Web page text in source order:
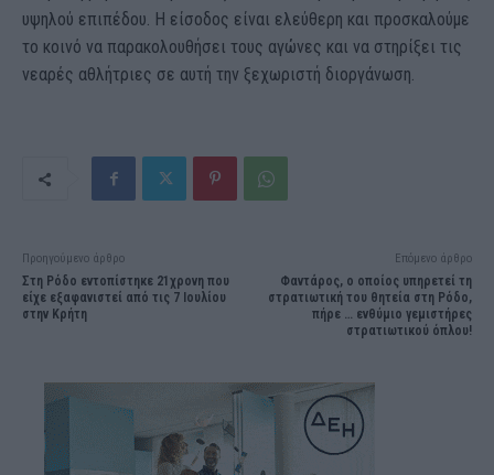
υψηλού επιπέδου. Η είσοδος είναι ελεύθερη και προσκαλούμε
το κοινό να παρακολουθήσει τους αγώνες και να στηρίξει τις
νεαρές αθλήτριες σε αυτή την ξεχωριστή διοργάνωση.
Προηγούμενο άρθρο
Στη Ρόδο εντοπίστηκε 21χρονη που
είχε εξαφανιστεί από τις 7 Ιουλίου
στην Κρήτη
Επόμενο άρθρο
Φαντάρος, ο οποίος υπηρετεί τη
στρατιωτική του θητεία στη Ρόδο,
πήρε … ενθύμιο γεμιστήρες
στρατιωτικού όπλου!